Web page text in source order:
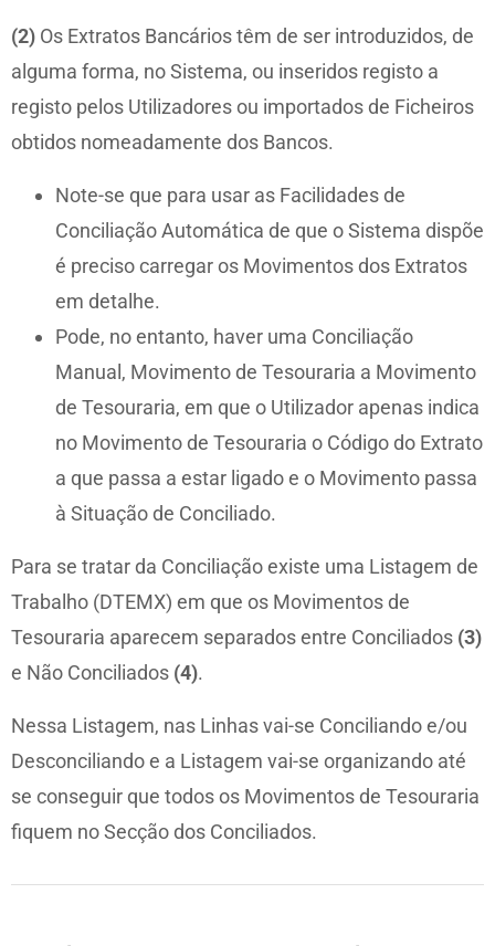
(2) Os Extratos Bancários têm de ser introduzidos, de
alguma forma, no Sistema, ou inseridos registo a
registo pelos Utilizadores ou importados de Ficheiros
obtidos nomeadamente dos Bancos.
Note-se que para usar as Facilidades de
Conciliação Automática de que o Sistema dispõe
é preciso carregar os Movimentos dos Extratos
em detalhe.
Pode, no entanto, haver uma Conciliação
Manual, Movimento de Tesouraria a Movimento
de Tesouraria, em que o Utilizador apenas indica
no Movimento de Tesouraria o Código do Extrato
a que passa a estar ligado e o Movimento passa
à Situação de Conciliado.
Para se tratar da Conciliação existe uma Listagem de
Trabalho (DTEMX) em que os Movimentos de
Tesouraria aparecem separados entre Conciliados (3)
e Não Conciliados (4).
Nessa Listagem, nas Linhas vai-se Conciliando e/ou
Desconciliando e a Listagem vai-se organizando até
se conseguir que todos os Movimentos de Tesouraria
fiquem no Secção dos Conciliados.